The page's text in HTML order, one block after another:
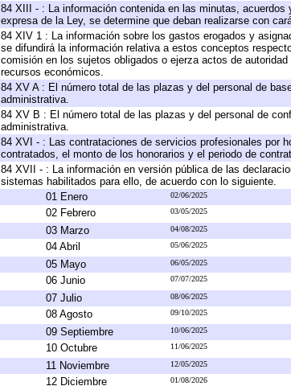
84 XIII - : La información contenida en las minutas,
expresa de la Ley, se determine que deban realizarse con
84 XIV 1 : La información sobre los gastos erogados y
se difundirá la información relativa a estos conceptos
comisión en los sujetos obligados o ejerza actos de
recursos económicos.
84 XV A : El número total de las plazas y del personal de
administrativa.
84 XV B : El número total de las plazas y del personal de
administrativa.
84 XVI - : Las contrataciones de servicios profesionales por
contratados, el monto de los honorarios y el periodo de
84 XVII - : La información en versión pública de las
sistemas habilitados para ello, de acuerdo con lo siguiente.
01 Enero
02/06/2025
02 Febrero 03/05/2025
03 Marzo 04/08/2025
04 Abril 05/06/2025
05 Mayo 06/05/2025
06 Junio 07/07/2025
07 Julio 08/06/2025
08 Agosto 09/10/2025
09 Septiembre 10/06/2025
10 Octubre 11/06/2025
11 Noviembre 12/05/2025
12 Diciembre 01/08/2026